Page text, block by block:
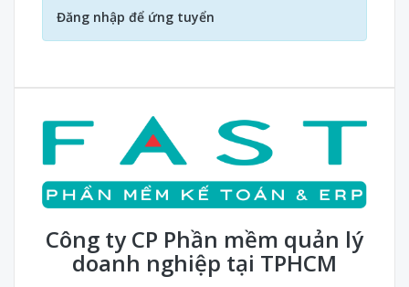
Đăng nhập để ứng tuyển
Công ty CP Phần mềm quản lý
doanh nghiệp tại TPHCM